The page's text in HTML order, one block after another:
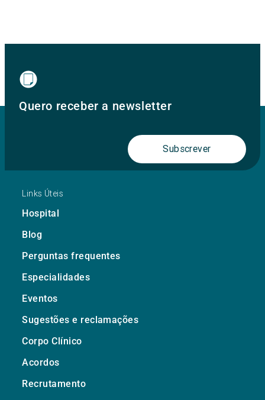
Quero receber a newsletter
Subscrever
Links Úteis
Hospital
Blog
Perguntas frequentes
Especialidades
Eventos
Sugestões e reclamações
Corpo Clínico
Acordos
Recrutamento